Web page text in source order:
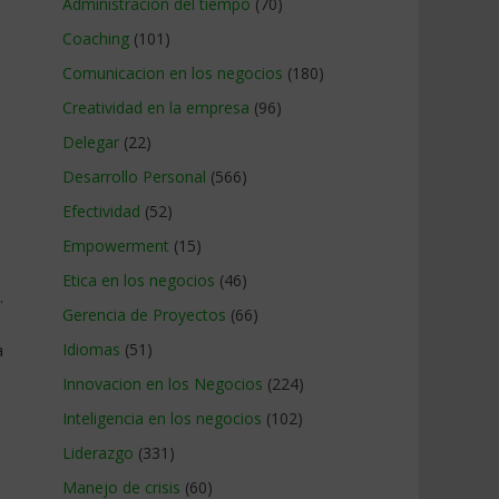
Coaching (101)
Comunicacion en los negocios (180)
Creatividad en la empresa (96)
Delegar (22)
Desarrollo Personal (566)
Efectividad (52)
Empowerment (15)
Etica en los negocios (46)
Gerencia de Proyectos (66)
Idiomas (51)
Innovacion en los Negocios (224)
Inteligencia en los negocios (102)
Liderazgo (331)
Manejo de crisis (60)